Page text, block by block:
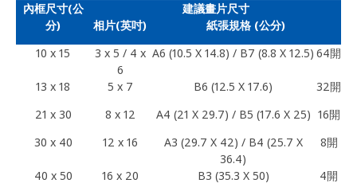
內框尺寸(公
分)
建議畫片尺寸
相片(英吋)
紙張規格 (公分)
10 x 15
3 x 5 / 4 x
6
A6 (10.5 X 14.8) / B7 (8.8 X 12.5) 64開
13 x 18 5 x 7 B6 (12.5 X 17.6)
32開
21 x 30
8 x 12 A4 (21 X 29.7) / B5 (17.6 X 25) 16開
30 x 40
12 x 16
A3 (29.7 X 42) / B4 (25.7 X
36.4)
8開
40 x 50 16 x 20 B3 (35.3 X 50)
4開